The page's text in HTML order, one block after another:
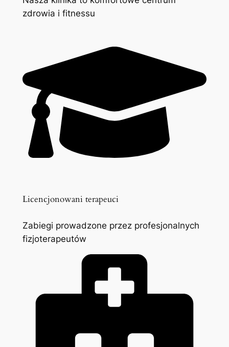
zdrowia i fitnessu
Licencjonowani terapeuci
Zabiegi prowadzone przez profesjonalnych
fizjoterapeutów